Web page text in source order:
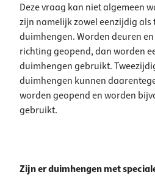
Deze vraag kan niet algemeen
zijn namelijk zowel eenzijdig
duimhengen. Worden deuren
richting geopend, dan worden
duimhengen gebruikt.
duimhengen kunnen
worden geopend en worden
gebruikt.
Zijn er duimhengen met